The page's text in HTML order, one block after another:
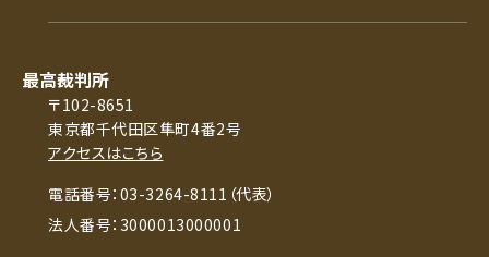
最高裁判所
〒102-8651
東京都千代田区隼町4番2号
アクセスはこちら
電話番号：03-3264-8111（代表）
法人番号：3000013000001